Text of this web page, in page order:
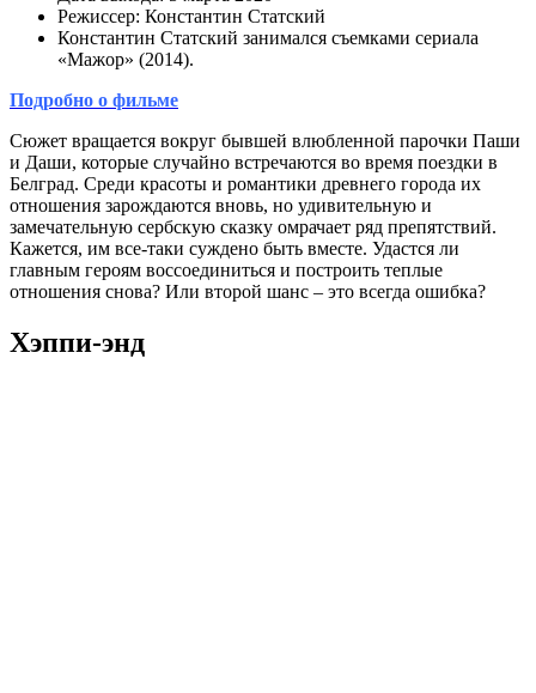
Режиссер: Константин Статский
Константин Статский занимался съемками сериала
«Мажор» (2014).
Подробно о фильме
Сюжет вращается вокруг бывшей влюбленной парочки Паши
и Даши, которые случайно встречаются во время поездки в
Белград. Среди красоты и романтики древнего города их
отношения зарождаются вновь, но удивительную и
замечательную сербскую сказку омрачает ряд препятствий.
Кажется, им все-таки суждено быть вместе. Удастся ли
главным героям воссоединиться и построить теплые
отношения снова? Или второй шанс – это всегда ошибка?
Хэппи-энд